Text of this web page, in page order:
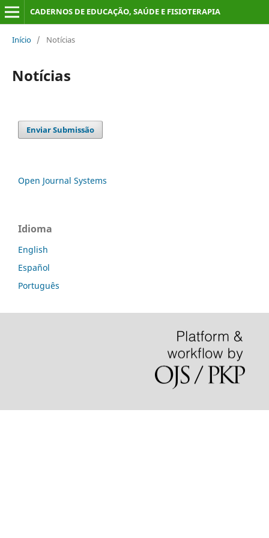
CADERNOS DE EDUCAÇÃO, SAÚDE E FISIOTERAPIA
Início / Notícias
Notícias
Enviar Submissão
Open Journal Systems
Idioma
English
Español
Português